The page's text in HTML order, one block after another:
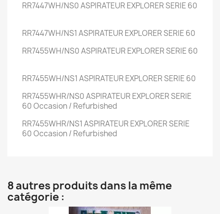
RR7447WH/NS0ASPIRATEUR EXPLORER SERIE 60
RR7447WH/NS1ASPIRATEUR EXPLORER SERIE 60
RR7455WH/NS0ASPIRATEUR EXPLORER SERIE 60
RR7455WH/NS1ASPIRATEUR EXPLORER SERIE 60
RR7455WHR/NS0ASPIRATEUR EXPLORER SERIE
60Occasion / Refurbished
RR7455WHR/NS1ASPIRATEUR EXPLORER SERIE
60Occasion / Refurbished
8 autres produits dans la même
catégorie :